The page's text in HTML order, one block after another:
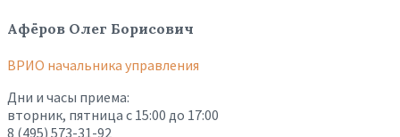
Афёров Олег Борисович
ВРИО начальника управления
Дни и часы приема:
вторник, пятница с 15:00 до 17:00
8 (495) 573-31-92